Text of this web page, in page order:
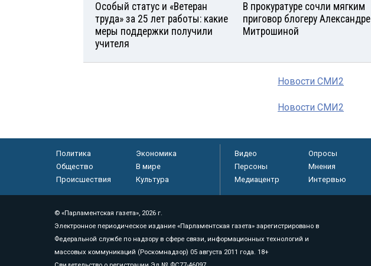
Особый статус и «Ветеран
труда» за 25 лет работы: какие
меры поддержки получили
учителя
В прокуратуре сочли мягким
приговор блогеру Александре
Митрошиной
Новости СМИ2
Новости СМИ2
Политика
Экономика
Общество
В мире
Происшествия
Культура
Видео Опросы
Персоны
Мнения
Медиацентр
Интервью
© «Парламентская газета», 2026 г.
Электронное периодическое издание «Парламентская газета» зарегистрировано в
Федеральной службе по надзору в сфере связи, информационных технологий и
массовых коммуникаций (Роскомнадзор) 05 августа 2011 года. 18+